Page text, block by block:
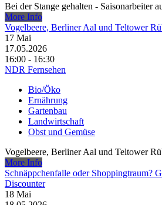
Bei der Stange gehalten - Saisonarbeiter
More Info
Vogelbeere, Berliner Aal und Teltower
17 Mai
17.05.2026
16:00 - 16:30
NDR Fernsehen
Bio/Öko
Ernährung
Gartenbau
Landwirtschaft
Obst und Gemüse
Vogelbeere, Berliner Aal und Teltower
More Info
Schnäppchenfalle oder Shoppingtraum?
Discounter
18 Mai